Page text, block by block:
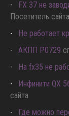
FX 37 не
Посетитель сайта
Не работает
АКПП P0729
Hа fx35 не
Инфинити QX
сайта
Где можно